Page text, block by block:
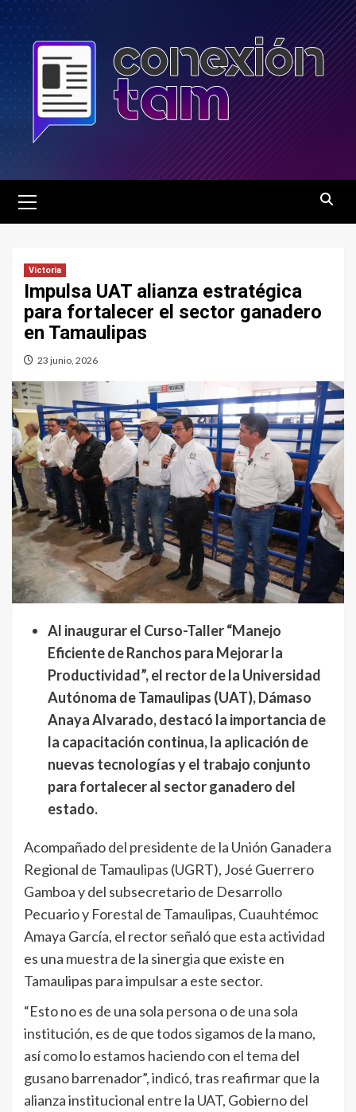
Saltar
al
contenido
principal
Victoria
Impulsa UAT alianza estratégica
para fortalecer el sector ganadero
en Tamaulipas
23 junio, 2026
Al inaugurar el Curso-Taller “Manejo
Eficiente de Ranchos para Mejorar la
Productividad”, el rector de la Universidad
Autónoma de Tamaulipas (UAT), Dámaso
Anaya Alvarado, destacó la importancia de
la capacitación continua, la aplicación de
nuevas tecnologías y el trabajo conjunto
para fortalecer al sector ganadero del
estado.
Acompañado del presidente de la Unión Ganadera
Regional de Tamaulipas (UGRT), José Guerrero
Gamboa y del subsecretario de Desarrollo
Pecuario y Forestal de Tamaulipas, Cuauhtémoc
Amaya García, el rector señaló que esta actividad
es una muestra de la sinergia que existe en
Tamaulipas para impulsar a este sector.
“Esto no es de una sola persona o de una sola
institución, es de que todos sigamos de la mano,
así como lo estamos haciendo con el tema del
gusano barrenador”, indicó, tras reafirmar que la
alianza institucional entre la UAT, Gobierno del